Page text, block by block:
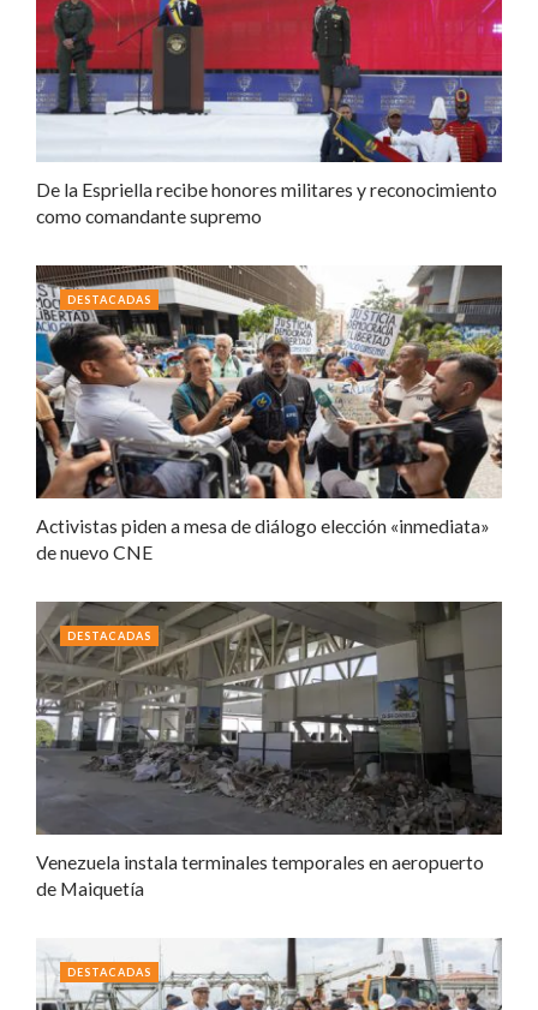
De la Espriella recibe honores militares y reconocimiento
como comandante supremo
Activistas piden a mesa de diálogo elección «inmediata»
de nuevo CNE
DESTACADAS
Venezuela instala terminales temporales en aeropuerto
de Maiquetía
DESTACADAS
DESTACADAS